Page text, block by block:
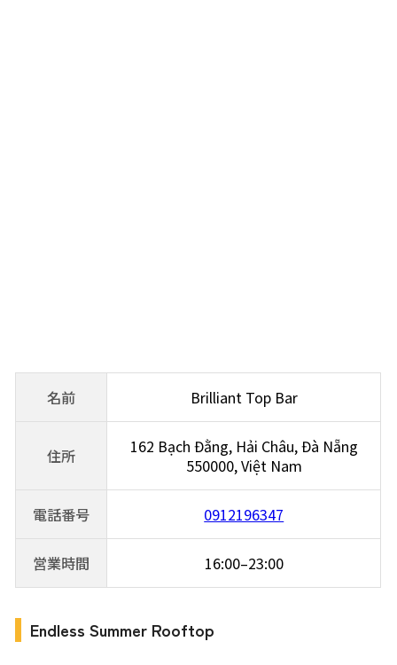
名前 Brilliant Top Bar
住所
162 Bạch Đằng, Hải Châu, Đà Nẵng
550000, Việt Nam
電話番号 0912196347
営業時間 16:00–23:00
Endless Summer Rooftop
×